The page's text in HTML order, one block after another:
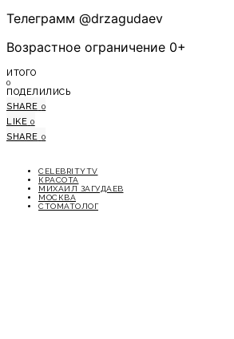
Телеграмм @drzagudaev
Возрастное ограничение 0+
ИТОГО
0
ПОДЕЛИЛИСЬ
SHARE 0
LIKE 0
SHARE 0
CELEBRITYTV
КРАСОТА
МИХАИЛ ЗАГУДАЕВ
МОСКВА
СТОМАТОЛОГ